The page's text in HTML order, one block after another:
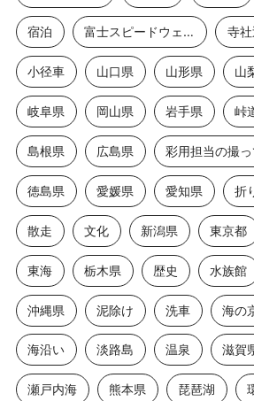
宿泊 富士スピードウェイ2 寺社
小径車 山口県 山形県 山
岐阜県 岡山県 岩手県 峠
島根県 広島県
徳島県 愛媛県 愛知県 折
散走 文化 新潟県 東京都
東海 栃木県 歴史 水族館
沖縄県 泥除け 洗車 海の
海沿い 淡路島 温泉 滋賀
瀬戸内海 熊本県 琵琶湖